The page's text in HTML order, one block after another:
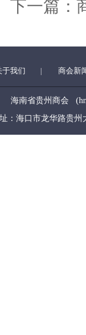
下一篇：
于我们 商会新
海南省贵州商会
：海口市龙华路贵州